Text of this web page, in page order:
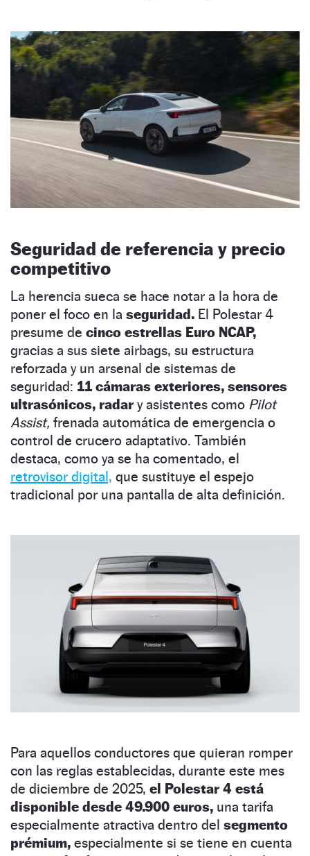
Seguridad de referencia y precio
competitivo
La herencia sueca se hace notar a la hora de
poner el foco en la seguridad. El Polestar 4
presume de cinco estrellas Euro NCAP,
gracias a sus siete airbags, su estructura
reforzada y un arsenal de sistemas de
seguridad: 11 cámaras exteriores, sensores
ultrasónicos, radary asistentes como Pilot
Assist, frenada automática de emergencia o
control de crucero adaptativo. También
destaca, como ya se ha comentado, el
retrovisor digital, que sustituye el espejo
tradicional por una pantalla de alta definición.
Para aquellos conductores que quieran romper
con las reglas establecidas, durante este mes
de diciembre de 2025, el Polestar 4 está
disponible desde 49.900 euros, una tarifa
especialmente atractiva dentro del segmento
prémium, especialmente si se tiene en cuenta